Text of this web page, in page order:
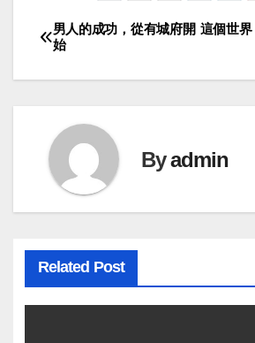
Post
navigation
這個世
男人的成功，從有城府開
始
Byadmin
Related Post